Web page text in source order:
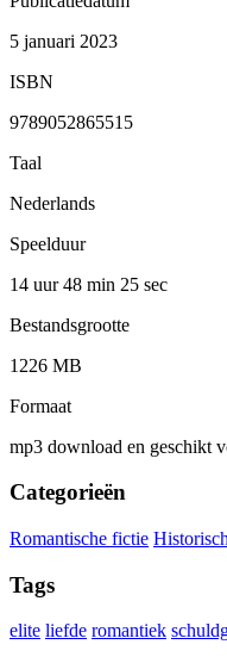
5 januari 2023
ISBN
9789052865515
Taal
Nederlands
Speelduur
14 uur 48 min 25 sec
Bestandsgrootte
1226 MB
Formaat
mp3 download en geschikt
Categorieën
Romantische fictie
Tags
elite liefde romantiek